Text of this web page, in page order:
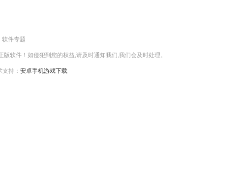
软件专题
软件！如侵犯到您的权益,请及时通知我们,我们会及时处理。
持： 安卓手机游戏下载